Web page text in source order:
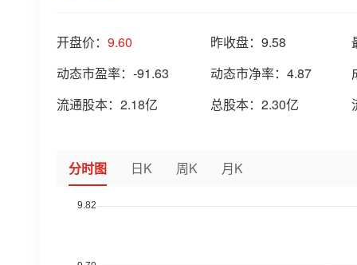
开盘价： 9.60 昨收盘： 9.58
动态市盈率： -91.63 动态市净率： 4.87
流通股本： 2.18亿 总股本： 2.30亿
分时图 日K 周K 月K